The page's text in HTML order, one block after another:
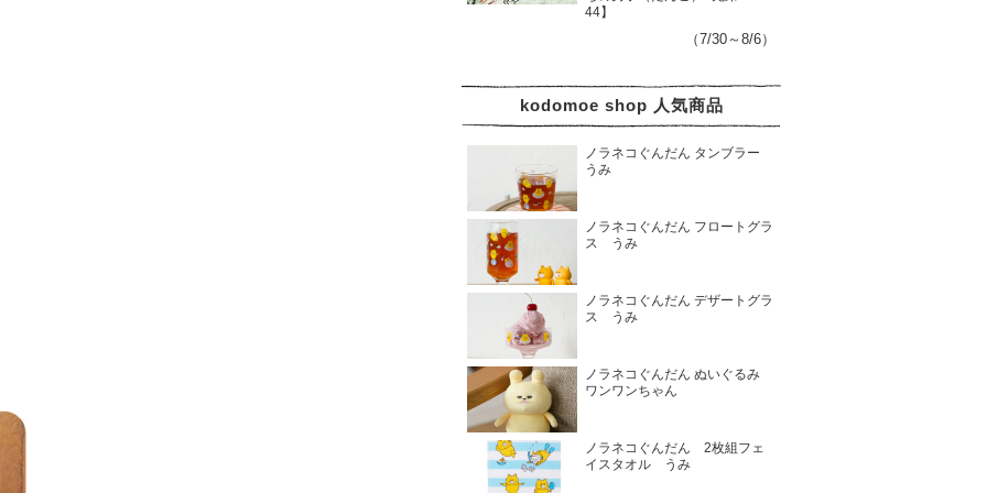
44】
（7/30～8/6）
kodomoe shop 人気商品
ノラネコぐんだん タンブラー
うみ
ノラネコぐんだん フロートグラ
ス うみ
ノラネコぐんだん デザートグラ
ス うみ
ノラネコぐんだん ぬいぐるみ
ワンワンちゃん
ノラネコぐんだん 2枚組フェ
イスタオル うみ